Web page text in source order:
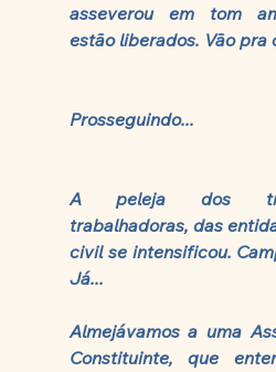
asseverou em tom
estão liberados. Vão pra
Prosseguindo...
A peleja dos
trabalhadoras, das
civil se intensificou.
Já...
Almejávamos a uma
Constituinte, que